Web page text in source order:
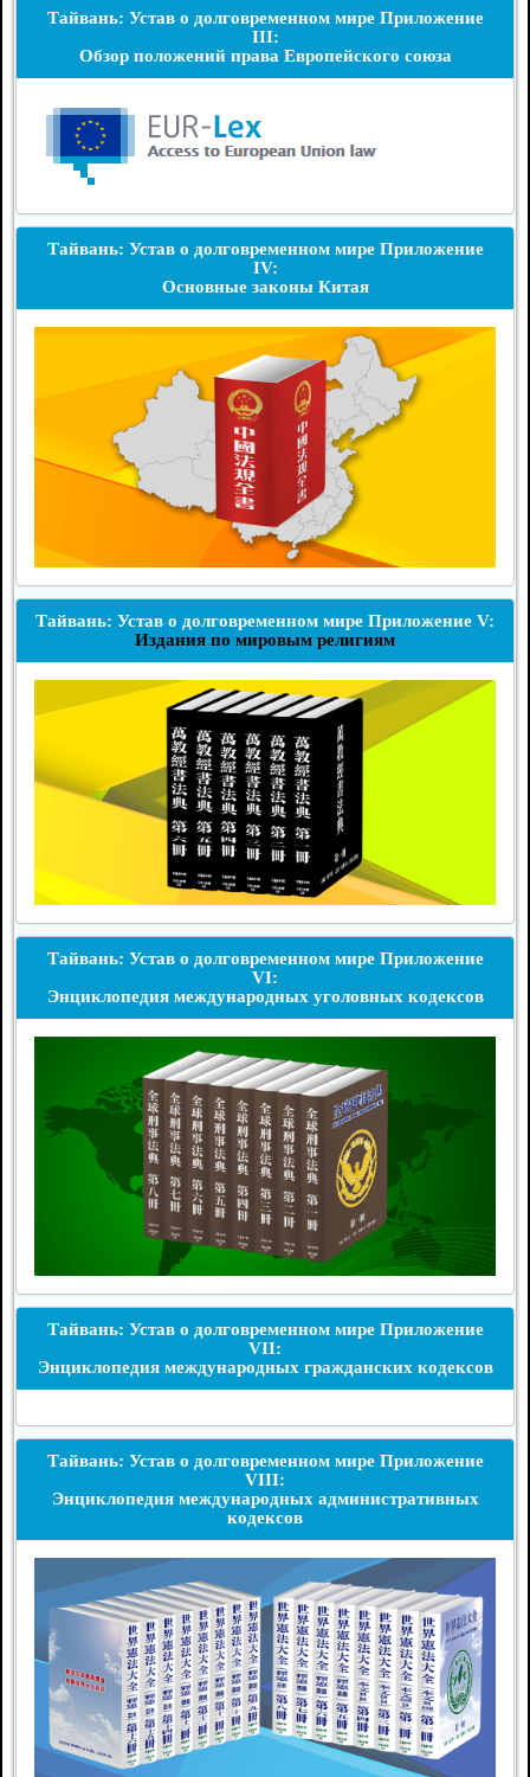
Тайвань: Устав о долговременном мире Приложение
III:
Обзор положений права Европейского союза
Тайвань: Устав о долговременном мире Приложение
IV:
Основные законы Китая
Тайвань: Устав о долговременном мире Приложение V:
Издания по мировым религиям
Тайвань: Устав о долговременном мире Приложение
VI:
Энциклопедия международных уголовных кодексов
Тайвань: Устав о долговременном мире Приложение
VII:
Энциклопедия международных гражданских кодексов
Тайвань: Устав о долговременном мире Приложение
VIII:
Энциклопедия международных административных
кодексов